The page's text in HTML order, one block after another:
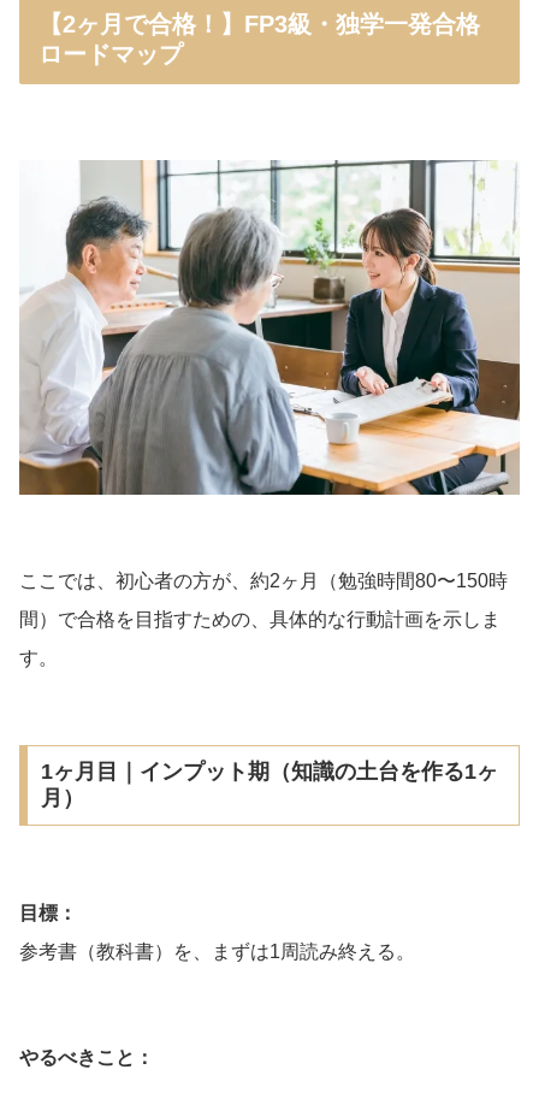
【2ヶ月で合格！】FP3級・独学一発合格
ロードマップ
ここでは、初心者の方が、約2ヶ月（勉強時間80〜150時
間）で合格を目指すための、具体的な行動計画を示しま
す。
1ヶ月目｜インプット期（知識の土台を作る1ヶ
月）
目標：
参考書（教科書）を、まずは1周読み終える。
やるべきこと：